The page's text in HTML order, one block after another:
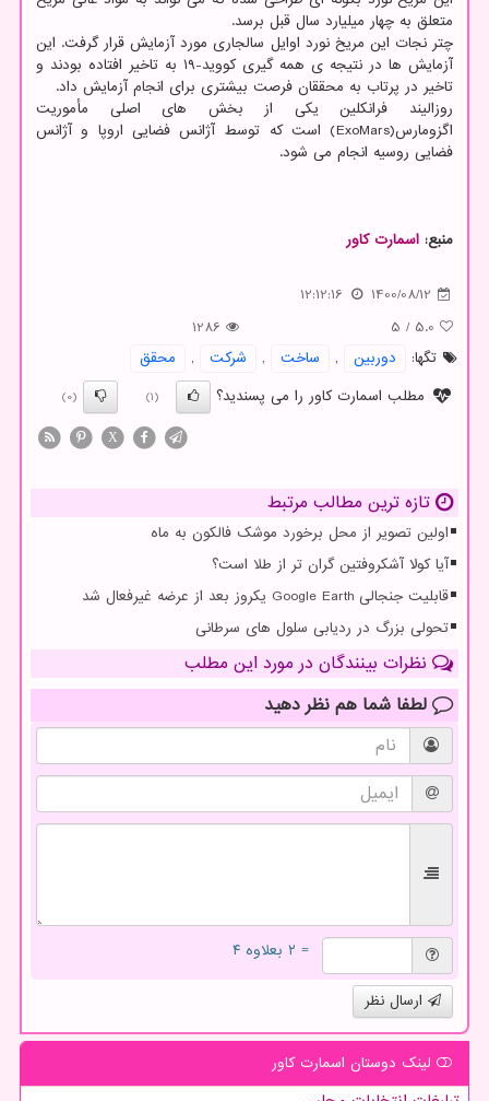
متعلق به چهار میلیارد سال قبل برسد.
چتر نجات این مریخ نورد اوایل سالجاری مورد آزمایش قرار گرفت. این
آزمایش ها در نتیجه ی همه گیری کووید-۱۹ به تاخیر افتاده بودند و
تاخیر در پرتاب به محققان فرصت بیشتری برای انجام آزمایش داد.
روزالیند فرانکلین یکی از بخش های اصلی مأموریت
اگزومارس(ExoMars) است که توسط آژانس فضایی اروپا و آژانس
فضایی روسیه انجام می شود.
منبع: اسمارت كاور
1400/08/12
12:12:16
5.0
/
5
1286
تگها:
دوربین , ساخت , شركت ,
محقق
مطلب اسمارت کاور را می پسندید؟
(1)
(0)
X
تازه ترین مطالب مرتبط
اولین تصویر از محل برخورد موشک فالکون به ماه
آیا کولا آشکروفتین گران تر از طلا است؟
قابلیت جنجالی Google Earth یکروز بعد از عرضه غیرفعال شد
تحولی بزرگ در ردیابی سلول های سرطانی
نظرات بینندگان در مورد این مطلب
لطفا شما هم نظر دهید
= ۲ بعلاوه ۴
ارسال نظر
لینک دوستان اسمارت كاور